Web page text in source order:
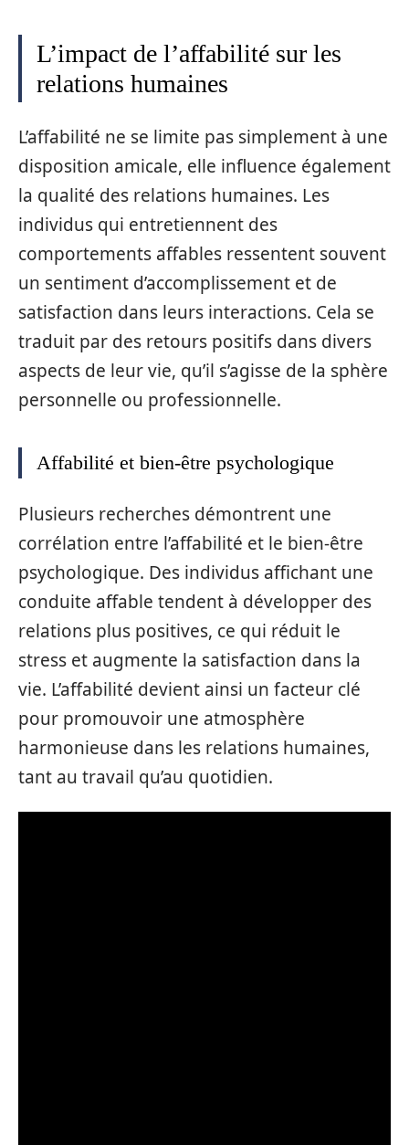
L’impact de l’affabilité sur les
relations humaines
L’affabilité ne se limite pas simplement à une
disposition amicale, elle influence également
la qualité des relations humaines. Les
individus qui entretiennent des
comportements affables ressentent souvent
un sentiment d’accomplissement et de
satisfaction dans leurs interactions. Cela se
traduit par des retours positifs dans divers
aspects de leur vie, qu’il s’agisse de la sphère
personnelle ou professionnelle.
Affabilité et bien-être psychologique
Plusieurs recherches démontrent une
corrélation entre l’affabilité et le bien-être
psychologique. Des individus affichant une
conduite affable tendent à développer des
relations plus positives, ce qui réduit le
stress et augmente la satisfaction dans la
vie. L’affabilité devient ainsi un facteur clé
pour promouvoir une atmosphère
harmonieuse dans les relations humaines,
tant au travail qu’au quotidien.